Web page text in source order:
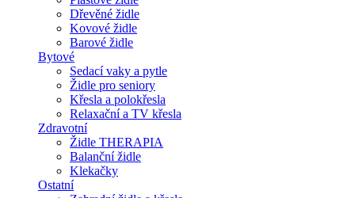
Dřevěné židle
Kovové židle
Barové židle
Bytové
Sedací vaky a pytle
Židle pro seniory
Křesla a polokřesla
Relaxační a TV křesla
Zdravotní
Židle THERAPIA
Balanční židle
Klekačky
Ostatní